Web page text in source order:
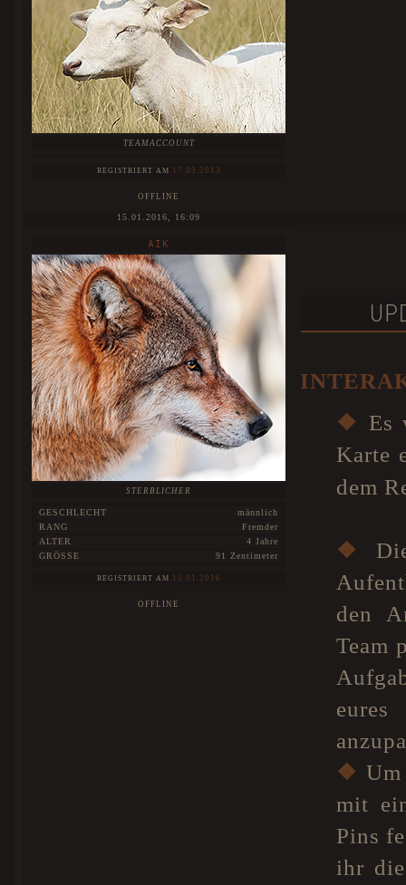
TEAMACCOUNT
REGISTRIERT AM 17.09.2013
OFFLINE
15.01.2016, 16:09
AIK
STERBLICHER
GESCHLECHT
männlich
RANG
Fremder
ALTER
4 Jahre
GRÖSSE
91 Zentimeter
REGISTRIERT AM 15.01.2016
OFFLINE
❖ Es
Karte
dem
❖
den
Team
❖
mit
Pins
ihr